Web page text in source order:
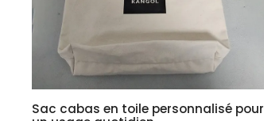
Sac cabas en toile personnalisé pour